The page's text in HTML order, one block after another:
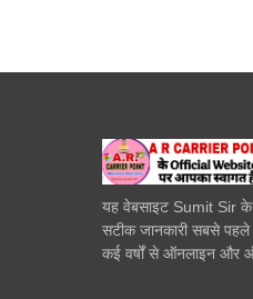
यह वेबसाइट Sumit Sir के
सटीक जानकारी सबसे पहले
कई वर्षों से ऑनलाइन और